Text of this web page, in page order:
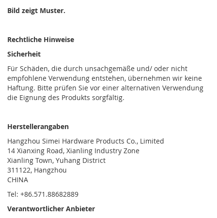
Bild zeigt Muster.
Rechtliche Hinweise
Sicherheit
Für Schäden, die durch unsachgemäße und/ oder nicht
empfohlene Verwendung entstehen, übernehmen wir keine
Haftung. Bitte prüfen Sie vor einer alternativen Verwendung
die Eignung des Produkts sorgfältig.
Herstellerangaben
Hangzhou Simei Hardware Products Co., Limited
14 Xianxing Road, Xianling Industry Zone
Xianling Town, Yuhang District
311122, Hangzhou
CHINA
Tel: +86.571.88682889
Verantwortlicher Anbieter